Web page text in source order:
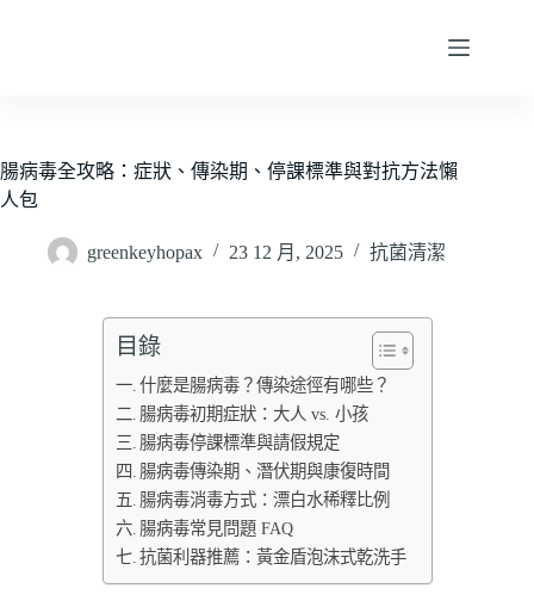
容
腸病毒全攻略：症狀、傳染期、停課標準與對抗方法懶
人包
greenkeyhopax 23 12 月, 2025 抗菌清潔
目錄
什麼是腸病毒？傳染途徑有哪些？
腸病毒初期症狀：大人 vs. 小孩
腸病毒停課標準與請假規定
腸病毒傳染期、潛伏期與康復時間
腸病毒消毒方式：漂白水稀釋比例
腸病毒常見問題 FAQ
抗菌利器推薦：黃金盾泡沫式乾洗手